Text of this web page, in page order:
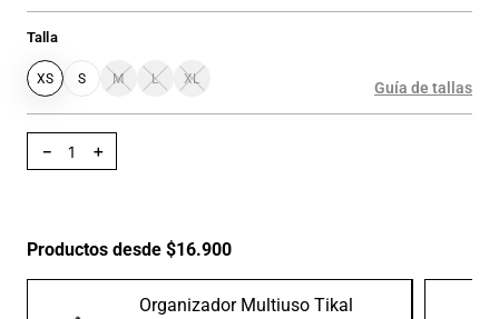
Talla
XS S M L XL
Guía de tallas
＋
－
Productos desde $16.900
Organizador Multiuso Tikal